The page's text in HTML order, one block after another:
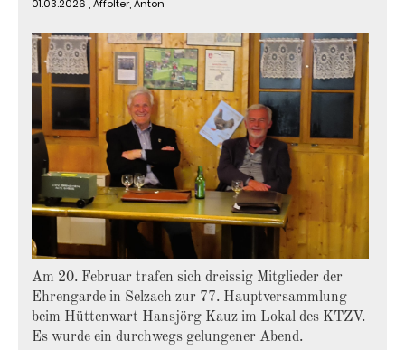
01.03.2026 , Affolter, Anton
Am 20. Februar trafen sich dreissig Mitglieder der
Ehrengarde in Selzach zur 77. Hauptversammlung
beim Hüttenwart Hansjörg Kauz im Lokal des KTZV.
Es wurde ein durchwegs gelungener Abend.